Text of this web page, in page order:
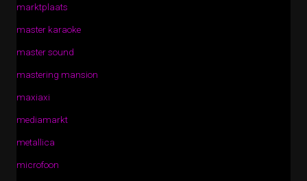
marktplaats
master karaoke
master sound
mastering mansion
maxiaxi
mediamarkt
metallica
microfoon